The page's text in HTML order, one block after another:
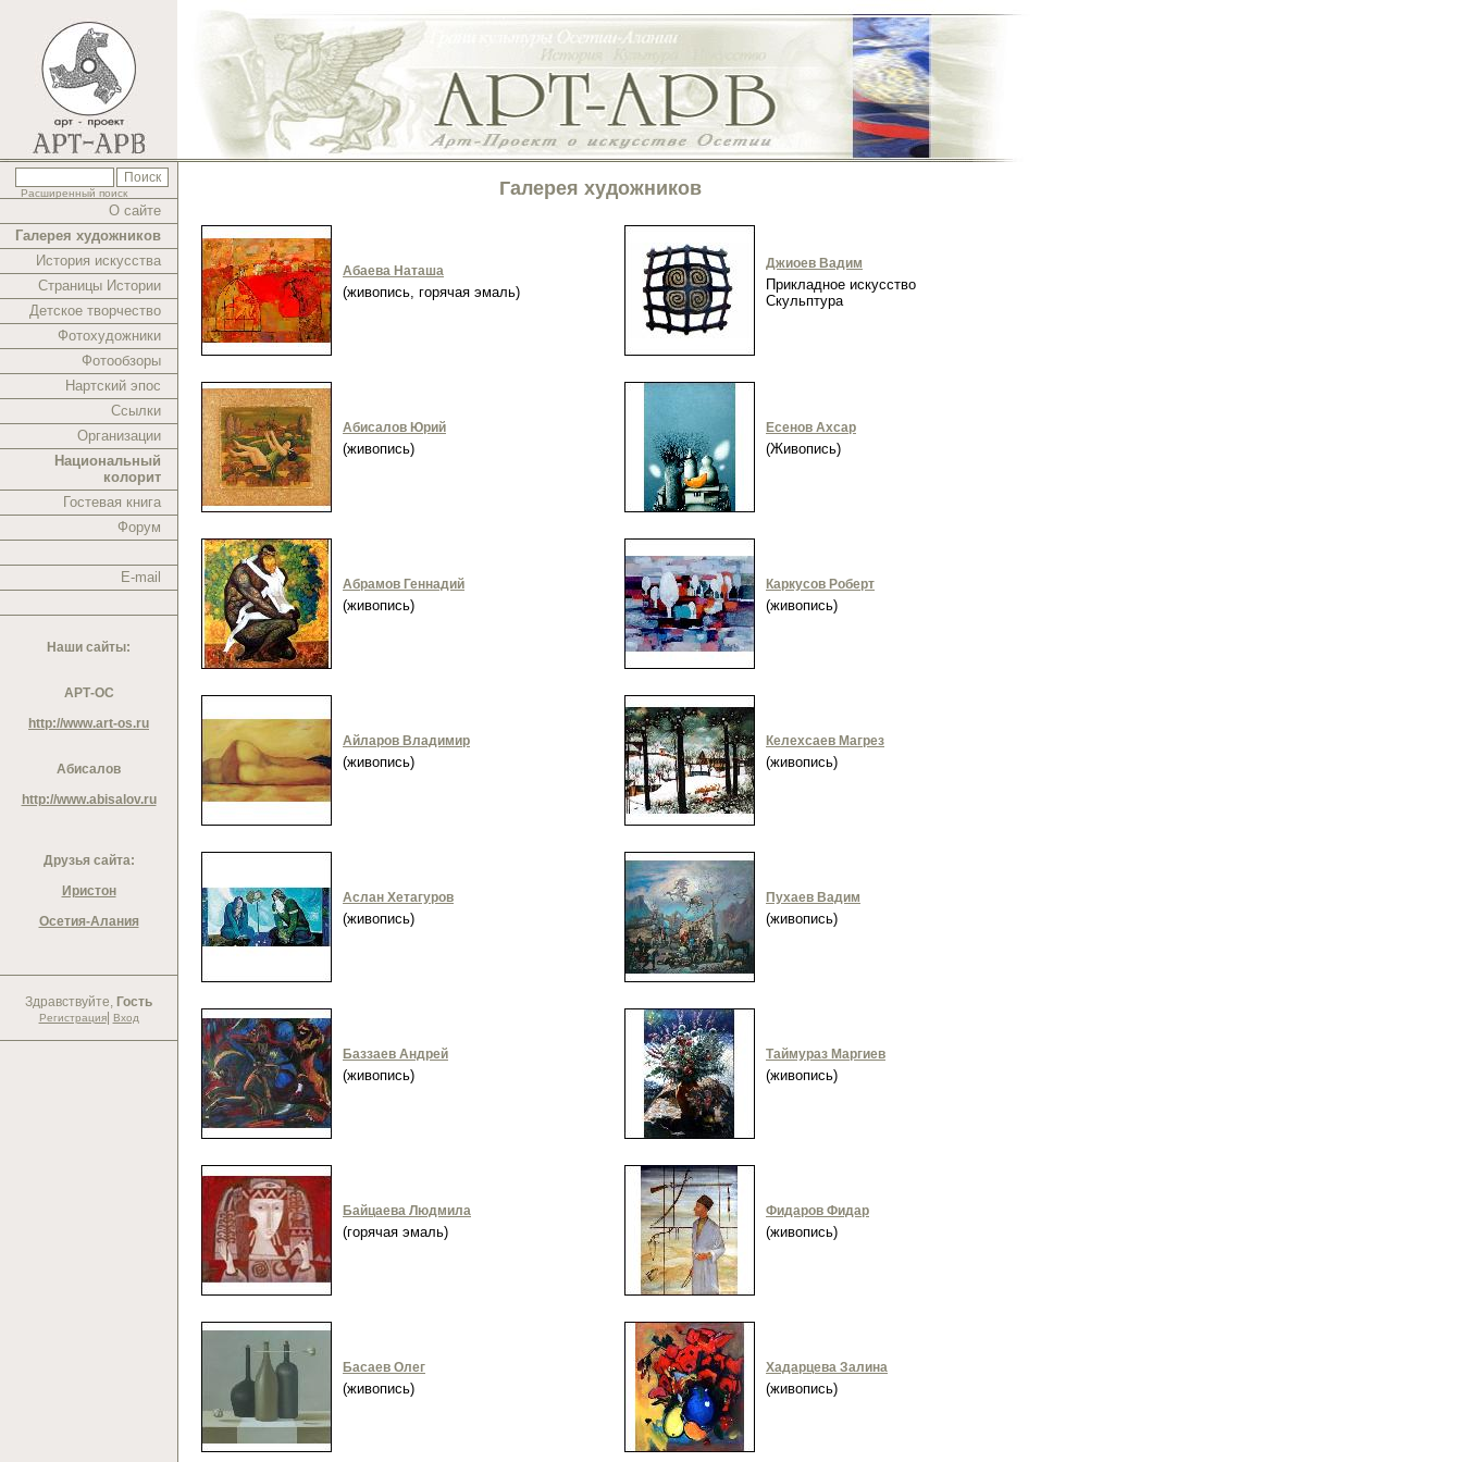
Расширенный поиск
О сайте
Галерея художников
История искусства
Страницы Истории
Детское творчество
Фотохудожники
Фотообзоры
Нартский эпос
Ссылки
Организации
Национальный
колорит
Гостевая книга
Форум
E-mail
Наши сайты:
АРТ-ОС
http://www.art-os.ru
Абисалов
http://www.abisalov.ru
Друзья сайта:
Иристон
Осетия-Алания
Здравствуйте, Гость
Регистрация| Вход
Галерея художников
Абаева Наташа
(живопись, горячая эмаль)
Абисалов Юрий
(живопись)
Абрамов Геннадий
(живопись)
Айларов Владимир
(живопись)
Аслан Хетагуров
(живопись)
Баззаев Андрей
(живопись)
Байцаева Людмила
(горячая эмаль)
Басаев Олег
(живопись)
Джиоев Вадим
Прикладное искусство
Скульптура
Есенов Ахсар
(Живопись)
Каркусов Роберт
(живопись)
Келехсаев Магрез
(живопись)
Пухаев Вадим
(живопись)
Таймураз Маргиев
(живопись)
Фидаров Фидар
(живопись)
Хадарцева Залина
(живопись)